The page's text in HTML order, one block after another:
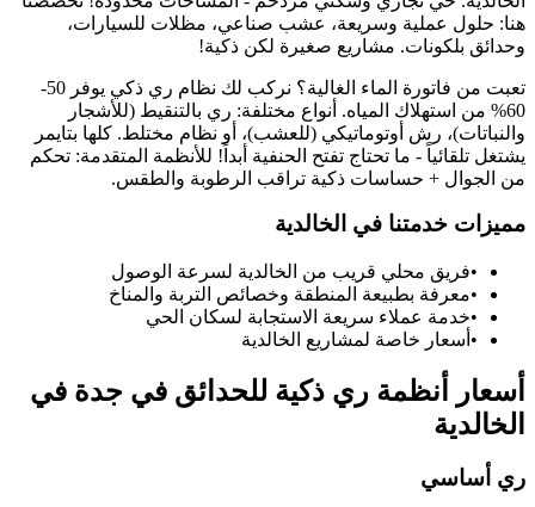
هنا: حلول عملية وسريعة، عشب صناعي، مظلات للسيارات،
وحدائق بلكونات. مشاريع صغيرة لكن ذكية!
تعبت من فاتورة الماء الغالية؟ نركب لك نظام ري ذكي يوفر 50-
60% من استهلاك المياه. أنواع مختلفة: ري بالتنقيط (للأشجار
والنباتات)، رش أوتوماتيكي (للعشب)، أو نظام مختلط. كلها بتايمر
يشتغل تلقائياً - ما تحتاج تفتح الحنفية أبداً! للأنظمة المتقدمة: تحكم
من الجوال + حساسات ذكية تراقب الرطوبة والطقس.
مميزات خدمتنا في الخالدية
•فريق محلي قريب من الخالدية لسرعة الوصول
•معرفة بطبيعة المنطقة وخصائص التربة والمناخ
•خدمة عملاء سريعة الاستجابة لسكان الحي
• أسعار خاصة لمشاريع الخالدية
أسعار أنظمة ري ذكية للحدائق في جدة في
الخالدية
ري أساسي